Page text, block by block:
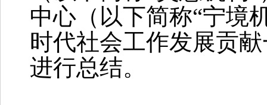
中心 （以下简称“宁境
时代社会工作发展贡
进行总结。